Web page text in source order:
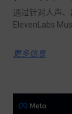
通过针对人声
ElevenLabs
更多信息